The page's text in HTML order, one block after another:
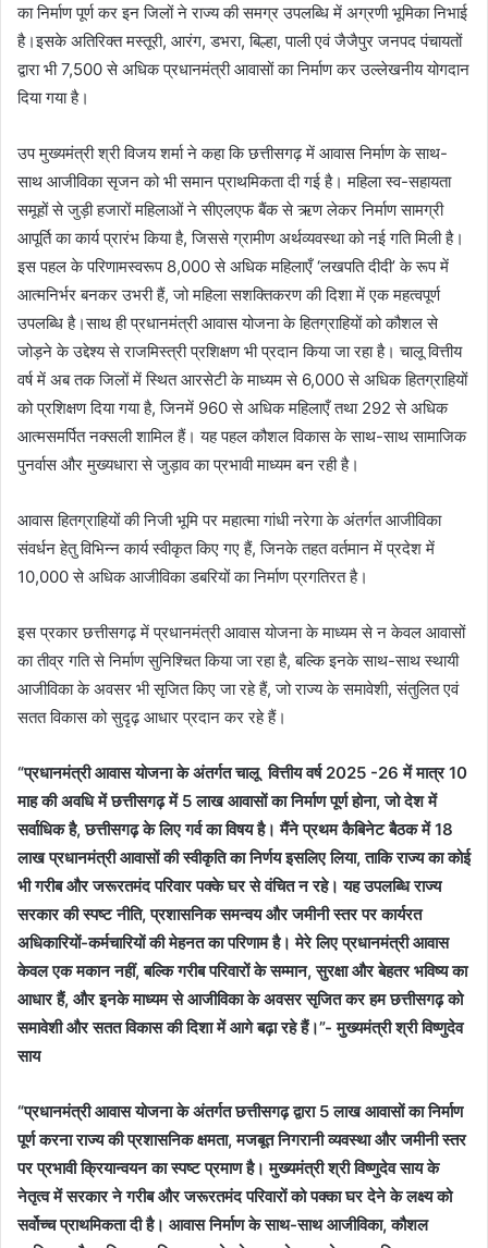
का निर्माण पूर्ण कर इन जिलों ने राज्य की समग्र उपलब्धि में अग्रणी भूमिका निभाई
है।इसके अतिरिक्त मस्तूरी, आरंग, डभरा, बिल्हा, पाली एवं जैजैपुर जनपद पंचायतों
द्वारा भी 7,500 से अधिक प्रधानमंत्री आवासों का निर्माण कर उल्लेखनीय योगदान
दिया गया है।
उप मुख्यमंत्री श्री विजय शर्मा ने कहा कि छत्तीसगढ़ में आवास निर्माण के साथ-
साथ आजीविका सृजन को भी समान प्राथमिकता दी गई है। महिला स्व-सहायता
समूहों से जुड़ी हजारों महिलाओं ने सीएलएफ बैंक से ऋण लेकर निर्माण सामग्री
आपूर्ति का कार्य प्रारंभ किया है, जिससे ग्रामीण अर्थव्यवस्था को नई गति मिली है।
इस पहल के परिणामस्वरूप 8,000 से अधिक महिलाएँ ‘लखपति दीदी’ के रूप में
आत्मनिर्भर बनकर उभरी हैं, जो महिला सशक्तिकरण की दिशा में एक महत्वपूर्ण
उपलब्धि है।साथ ही प्रधानमंत्री आवास योजना के हितग्राहियों को कौशल से
जोड़ने के उद्देश्य से राजमिस्त्री प्रशिक्षण भी प्रदान किया जा रहा है। चालू वित्तीय
वर्ष में अब तक जिलों में स्थित आरसेटी के माध्यम से 6,000 से अधिक हितग्राहियों
को प्रशिक्षण दिया गया है, जिनमें 960 से अधिक महिलाएँ तथा 292 से अधिक
आत्मसमर्पित नक्सली शामिल हैं। यह पहल कौशल विकास के साथ-साथ सामाजिक
पुनर्वास और मुख्यधारा से जुड़ाव का प्रभावी माध्यम बन रही है।
आवास हितग्राहियों की निजी भूमि पर महात्मा गांधी नरेगा के अंतर्गत आजीविका
संवर्धन हेतु विभिन्न कार्य स्वीकृत किए गए हैं, जिनके तहत वर्तमान में प्रदेश में
10,000 से अधिक आजीविका डबरियों का निर्माण प्रगतिरत है।
इस प्रकार छत्तीसगढ़ में प्रधानमंत्री आवास योजना के माध्यम से न केवल आवासों
का तीव्र गति से निर्माण सुनिश्चित किया जा रहा है, बल्कि इनके साथ-साथ स्थायी
आजीविका के अवसर भी सृजित किए जा रहे हैं, जो राज्य के समावेशी, संतुलित एवं
सतत विकास को सुदृढ़ आधार प्रदान कर रहे हैं।
“प्रधानमंत्री आवास योजना के अंतर्गत चालू वित्तीय वर्ष 2025 -26 में मात्र 10
माह की अवधि में छत्तीसगढ़ में 5 लाख आवासों का निर्माण पूर्ण होना, जो देश में
सर्वाधिक है, छत्तीसगढ़ के लिए गर्व का विषय है। मैंने प्रथम कैबिनेट बैठक में 18
लाख प्रधानमंत्री आवासों की स्वीकृति का निर्णय इसलिए लिया, ताकि राज्य का कोई
भी गरीब और जरूरतमंद परिवार पक्के घर से वंचित न रहे। यह उपलब्धि राज्य
सरकार की स्पष्ट नीति, प्रशासनिक समन्वय और जमीनी स्तर पर कार्यरत
अधिकारियों-कर्मचारियों की मेहनत का परिणाम है। मेरे लिए प्रधानमंत्री आवास
केवल एक मकान नहीं, बल्कि गरीब परिवारों के सम्मान, सुरक्षा और बेहतर भविष्य का
आधार हैं, और इनके माध्यम से आजीविका के अवसर सृजित कर हम छत्तीसगढ़ को
समावेशी और सतत विकास की दिशा में आगे बढ़ा रहे हैं।”- मुख्यमंत्री श्री विष्णुदेव
साय
“प्रधानमंत्री आवास योजना के अंतर्गत छत्तीसगढ़ द्वारा 5 लाख आवासों का निर्माण
पूर्ण करना राज्य की प्रशासनिक क्षमता, मजबूत निगरानी व्यवस्था और जमीनी स्तर
पर प्रभावी क्रियान्वयन का स्पष्ट प्रमाण है। मुख्यमंत्री श्री विष्णुदेव साय के
नेतृत्व में सरकार ने गरीब और जरूरतमंद परिवारों को पक्का घर देने के लक्ष्य को
सर्वोच्च प्राथमिकता दी है। आवास निर्माण के साथ-साथ आजीविका, कौशल